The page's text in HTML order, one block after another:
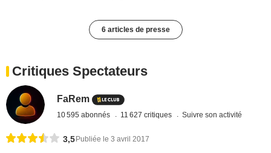
6 articles de presse
Critiques Spectateurs
FaRem
10 595 abonnés 11 627 critiques Suivre son activité
3,5 Publiée le 3 avril 2017